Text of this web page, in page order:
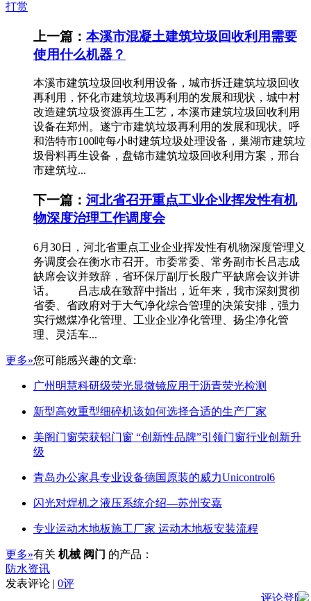
打赏
上一篇： 本溪市混凝土建筑垃圾回收利用需要
使用什么机器？
本溪市建筑垃圾回收利用设备，城市拆迁建筑垃圾回收
再利用，怀化市建筑垃圾再利用的发展和现状，城中村
改造建筑垃圾资源再生工艺，本溪市建筑垃圾回收利用
设备在郑州。遂宁市建筑垃圾再利用的发展和现状。呼
和浩特市100吨每小时建筑垃圾处理设备，巢湖市建筑垃
圾骨料再生设备，盘锦市建筑垃圾回收利用方案，邢台
市建筑垃...
下一篇： 河北省召开重点工业企业挥发性有机
物深度治理工作调度会
6月30日，河北省重点工业企业挥发性有机物深度管理义
务调度会在衡水市召开。市委常委、常务副市长吕志成
缺席会议并致辞，省环保厅副厅长殷广平缺席会议并讲
话。 吕志成在致辞中指出，近年来，我市深刻贯彻
省委、省政府对于大气净化综合管理的决策安排，强力
实行燃煤净化管理、工业企业净化管理、扬尘净化管
理、灵活车...
更多»您可能感兴趣的文章:
广州明慧科研级荧光显微镜应用于沥青荧光检测
新型高效重型细碎机该如何选择合适的生产厂家
美阁门窗荣获铝门窗 “创新性品牌”引领门窗行业创新升
级
青岛办公家具专业设备德国原装的威力Unicontrol6
闪光对焊机之液压系统介绍—苏州安嘉
专业运动木地板施工厂家 运动木地板安装流程
更多»有关 机械 阀门 的产品：
防水资讯
发表评论 | 0评
评论登陆